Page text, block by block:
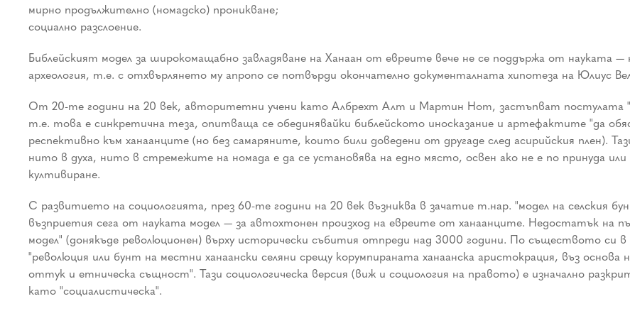
мирно продължително (номадско) проникване;
социално разслоение.
Библейският модел за широкомащабно завладяване на Ханаан от евреите вече не се поддържа от науката —
археология, т.е. с отхвърлянето му апропо се потвърди окончателно документалната хипотеза на Юлиус
От 20-те години на 20 век, авторитетни учени като Албрехт Алт и Мартин Нот, застъпват постулата
т.е. това е синкретична теза, опитваща се обединявайки библейското иносказание и артефактите "да
респективно към ханаанците (но без самаряните, които били доведени от другаде след асирийския
нито в духа, нито в стремежите на номада е да се установява на едно място, освен ако не е по принуда
култивиране.
С развитието на социологията, през 60-те години на 20 век възниква в зачатие т.нар. "модел на селския
възприетия сега от науката модел — за автохтонен произход на евреите от ханаанците. Недостатък на
модел" (донякъде революционен) върху исторически събития отпреди над 3000 години. По съществото си
"революция или бунт на местни ханаански селяни срещу корумпираната ханаанска аристокрация, въз основа
оттук и етническа същност". Тази социологическа версия (виж и социология на правото) е изначално
като "социалистическа".